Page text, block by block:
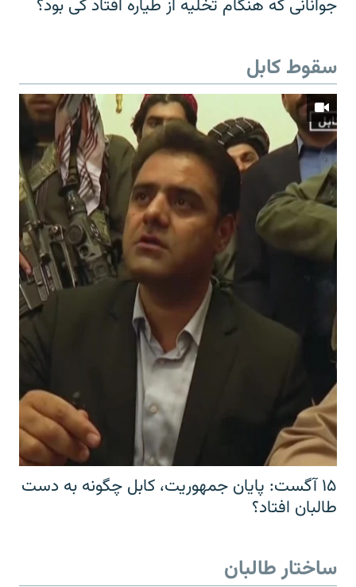
جوانانی که هنگام تخلیه از طیاره افتاد کی بود؟
سقوط کابل
۱۵ آگست: پایان جمهوریت، کابل چگونه به دست
طالبان افتاد؟
ساختار طالبان